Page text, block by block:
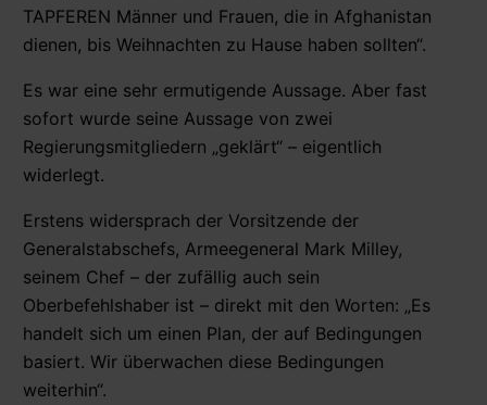
TAPFEREN Männer und Frauen, die in Afghanistan
dienen, bis Weihnachten zu Hause haben sollten“.
Es war eine sehr ermutigende Aussage. Aber fast
sofort wurde seine Aussage von zwei
Regierungsmitgliedern „geklärt“ – eigentlich
widerlegt.
Erstens widersprach der Vorsitzende der
Generalstabschefs, Armeegeneral Mark Milley,
seinem Chef – der zufällig auch sein
Oberbefehlshaber ist – direkt mit den Worten: „Es
handelt sich um einen Plan, der auf Bedingungen
basiert. Wir überwachen diese Bedingungen
weiterhin“.